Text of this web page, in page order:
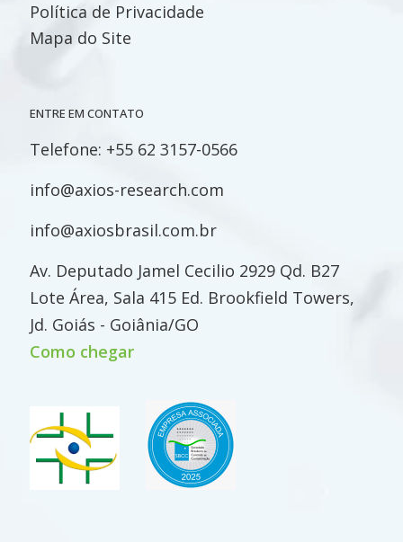
Política de Privacidade
Mapa do Site
ENTRE EM CONTATO
Telefone: +55 62 3157-0566
info@axios-research.com
info@axiosbrasil.com.br
Av. Deputado Jamel Cecilio 2929 Qd. B27
Lote Área, Sala 415 Ed. Brookfield Towers,
Jd. Goiás - Goiânia/GO
Como chegar